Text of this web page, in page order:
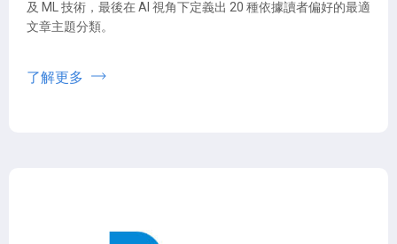
及 ML 技術，最後在 AI 視角下定義出 20 種依據讀者偏好的最適
文章主題分類。
了解更多